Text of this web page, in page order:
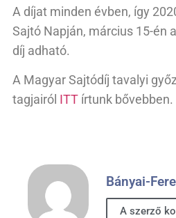
A díjat minden évben, így
Sajtó Napján, március 15-én
díj adható.
A Magyar Sajtódíj tavalyi
tagjairól ITT írtunk bővebben.
Bányai-
A szerző